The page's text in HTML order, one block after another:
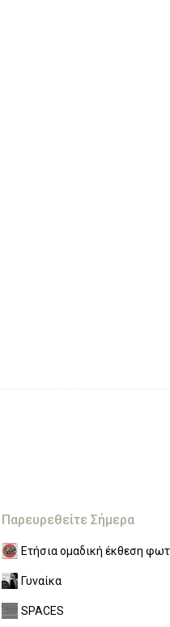
Παρευρεθείτε Σήμερα
Ετήσια ομαδική έκθεση
Γυναίκα
SPACES